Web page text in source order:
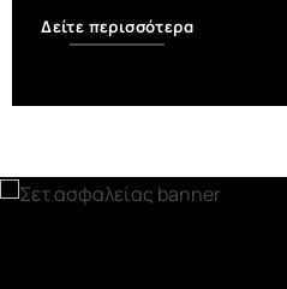
Δείτε περισσότερα